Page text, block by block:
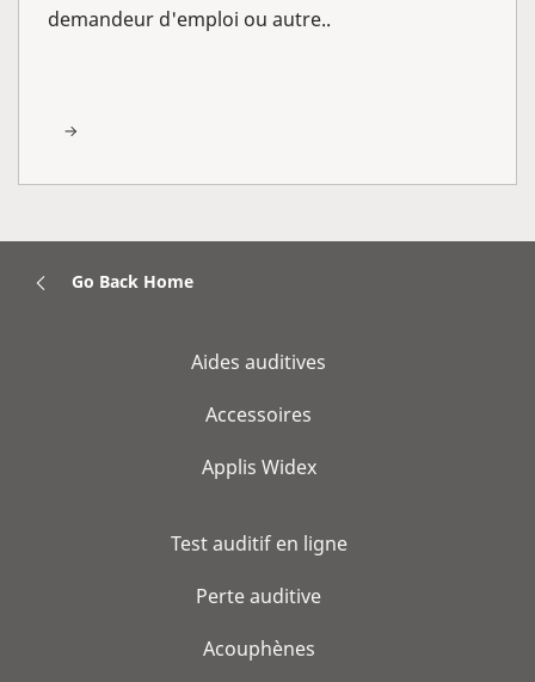
demandeur d'emploi ou autre..
Go Back Home
Aides auditives
Accessoires
Applis Widex
Test auditif en ligne
Perte auditive
Acouphènes